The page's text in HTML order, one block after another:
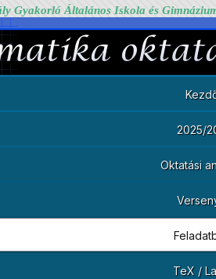
Gyakorló Általános Iskola és
2025/
Oktatási
TeX /